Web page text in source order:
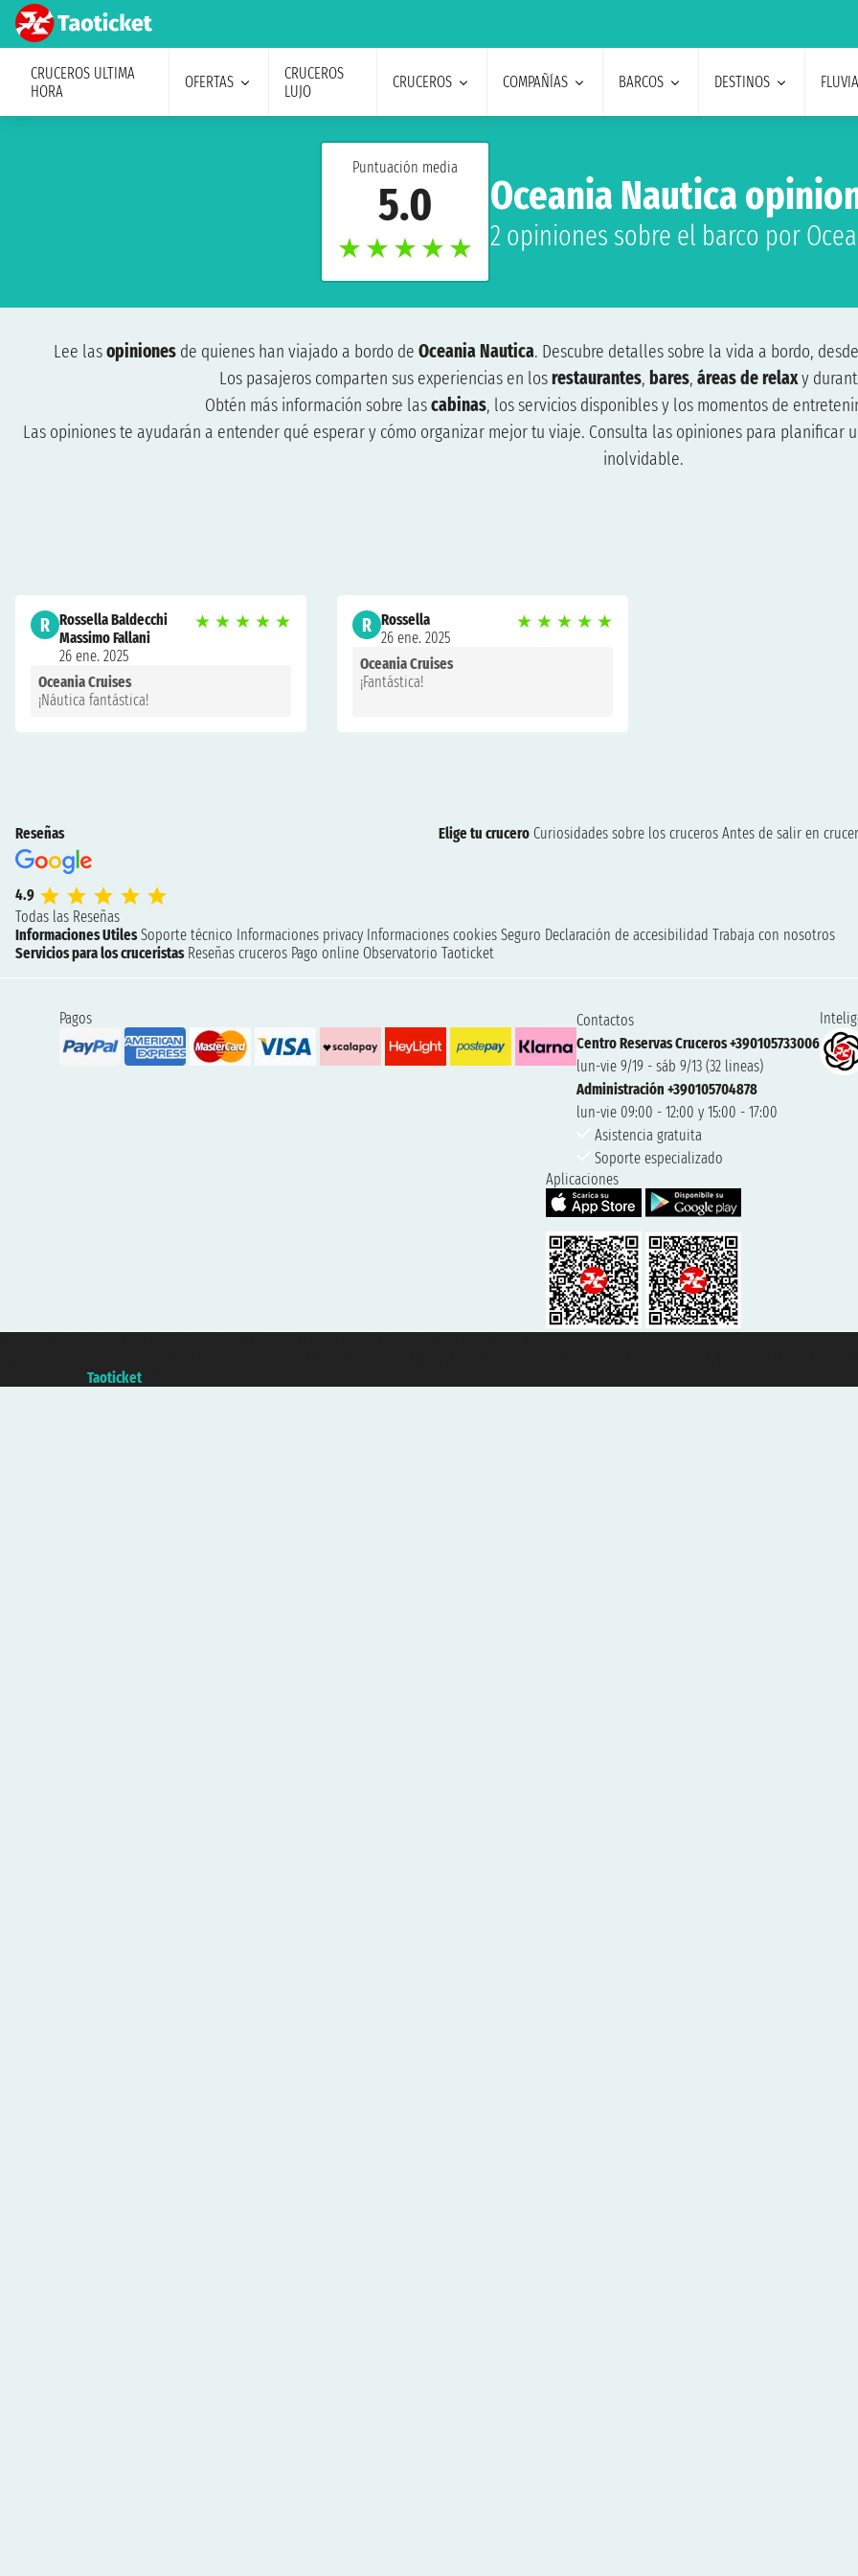
CRUCEROS ULTIMA
HORA
OFERTAS
CRUCEROS
LUJO
CRUCEROS COMPAÑÍAS BARCOS DESTINOS
Puntuación media
5.0
★ ★ ★ ★ ★
Oceania Nautica
2 opiniones sobre el barco por
Lee lasopiniones de quienes han viajado a bordo de Oceania Nautica. Descubre detalles sobre la vida a bordo,
Los pasajeros comparten sus experiencias en losrestaurantes, bares, áreas de relaxy
Obtén más información sobre lascabinas, los servicios disponibles y los momentos de
Las opiniones te ayudarán a entender qué esperar y cómo organizar mejor tu viaje. Consulta las opiniones para planificar
inolvidable.
R Rossella Baldecchi
Massimo Fallani
26 ene. 2025
★ ★ ★ ★ ★
Oceania Cruises
¡Náutica fantástica!
R Rossella
26 ene. 2025
★ ★ ★ ★ ★
Oceania Cruises
¡Fantástica!
Reseñas
4.9
Todas las Reseñas
Elige tu crucero Curiosidades sobre los cruceros Antes de salir en
Informaciones Utiles Soporte técnico Informaciones privacy Informaciones cookies Seguro Declaración de accesibilidad Trabaja con nosotros
Servicios para los cruceristas Reseñas cruceros Pago online Observatorio Taoticket
Pagos
Contactos
Centro Reservas Cruceros +390105733006
lun-vie 9/19 - sáb 9/13 (32 lineas)
Administración +390105704878
lun-vie 09:00 - 12:00 y 15:00 - 17:00
Asistencia gratuita
Soporte especializado
Aplicaciones
Taoticket